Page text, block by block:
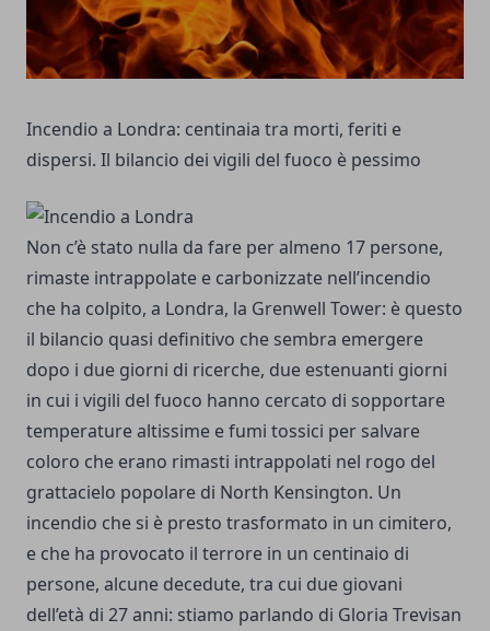
Incendio a Londra: centinaia tra morti, feriti e
dispersi. Il bilancio dei vigili del fuoco è pessimo
Non c’è stato nulla da fare per almeno 17 persone,
rimaste intrappolate e carbonizzate nell’incendio
che ha colpito, a Londra, la Grenwell Tower: è questo
il bilancio quasi definitivo che sembra emergere
dopo i due giorni di ricerche, due estenuanti giorni
in cui i vigili del fuoco hanno cercato di sopportare
temperature altissime e fumi tossici per salvare
coloro che erano rimasti intrappolati nel rogo del
grattacielo popolare di North Kensington. Un
incendio che si è presto trasformato in un cimitero,
e che ha provocato il terrore in un centinaio di
persone, alcune decedute, tra cui due giovani
dell’età di 27 anni: stiamo parlando di Gloria Trevisan